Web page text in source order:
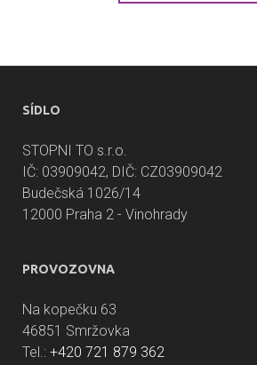
SÍDLO
STOPNI TO s.r.o.
IČ: 03909042, DIČ: CZ03909042
Budečská 1026/14
12000 Praha 2 - Vinohrady
PROVOZOVNA
Na kopečku 63
46851 Smržovka
Tel.: +420 721 879 362